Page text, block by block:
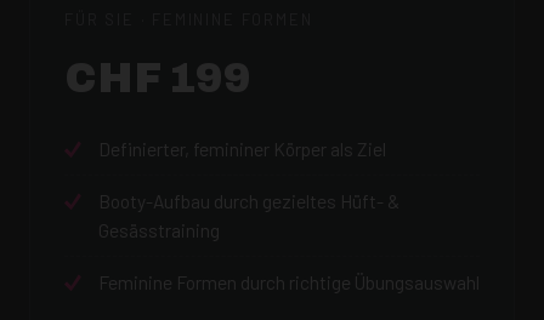
CHF 199
Definierter, femininer Körper als Ziel
Booty-Aufbau durch gezieltes Hüft- &
Gesässtraining
Feminine Formen durch richtige Übungsauswahl